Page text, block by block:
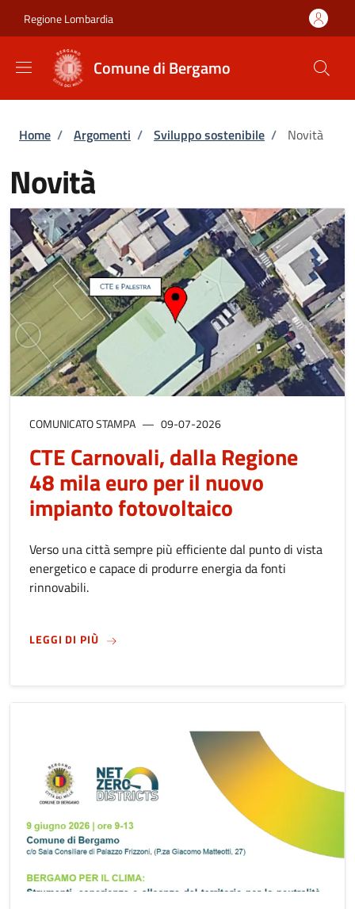
Regione Lombardia
Comune di Bergamo
Briciole di pane
Home / Argomenti / Sviluppo sostenibile / Novità
Novità
COMUNICATO STAMPA 09-07-2026
CTE Carnovali, dalla Regione
48 mila euro per il nuovo
impianto fotovoltaico
Verso una città sempre più efficiente dal punto di vista
energetico e capace di produrre energia da fonti
rinnovabili.
LEGGI DI PIÙSUCTE CARNOVALI, DALLA REGIONE 48 MILA